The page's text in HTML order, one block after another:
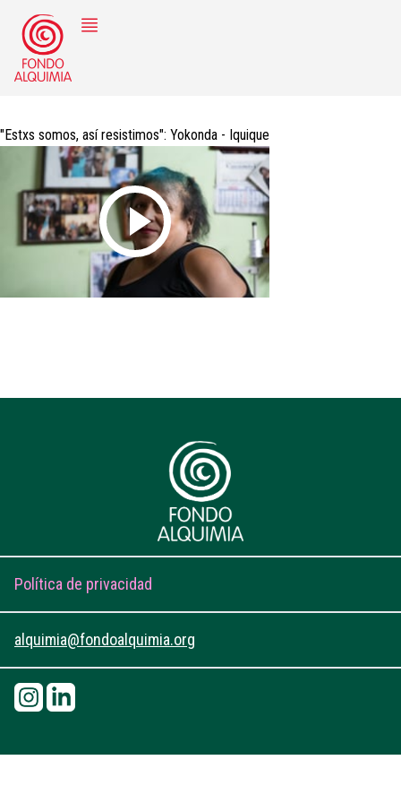
Pasar
contenido
principal
"Estxs somos, así resistimos": Yokonda - Iquique
Footer
Menu
Política de privacidad
alquimia@fondoalquimia.org